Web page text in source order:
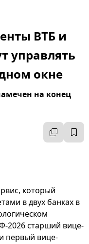
ВТБ и
управлять
окне
на конец
который
в двух банках в
2026 старший вице-
первый вице-